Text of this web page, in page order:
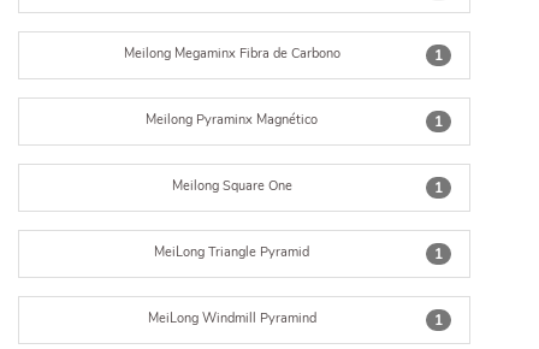
1
Meilong Megaminx Fibra de Carbono
1
Meilong Pyraminx Magnético
1
Meilong Square One
1
MeiLong Triangle Pyramid
1
MeiLong Windmill Pyramind